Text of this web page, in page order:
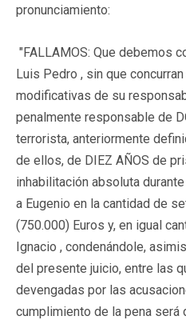
pronunciamiento:
"FALLAMOS: Que debemos
Luis Pedro , sin que
modificativas de su
penalmente responsable de
terrorista, anteriormente
de ellos, de DIEZ AÑOS de
inhabilitación absoluta
a Eugenio en la cantidad de
(750.000) Euros y, en igual
Ignacio , condenándole,
del presente juicio, entre las
devengadas por las
cumplimiento de la pena será